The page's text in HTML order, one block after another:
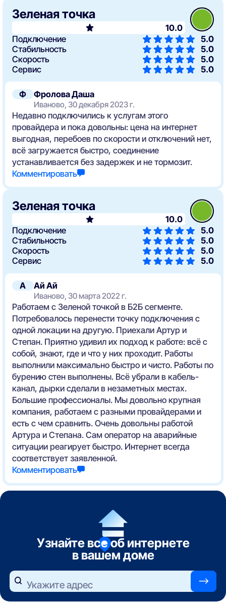
Ф Фролова Даша
Иваново, 30 декабря 2023 г.
Недавно подключились к услугам этого
провайдера и пока довольны: цена на интернет
выгодная, перебоев по скорости и отключений нет,
всё загружается быстро, соединение
устанавливается без задержек и не тормозит.
Комментировать
Зеленая точка
10.0
Подключение
5.0
Стабильность
5.0
Скорость
5.0
Сервис
5.0
А Ай Ай
Иваново, 30 марта 2022 г.
Работаем с Зеленой точкой в Б2Б сегменте.
Потребовалось перенести точку подключения с
одной локации на другую. Приехали Артур и
Степан. Приятно удивил их подход к работе: всё с
собой, знают, где и что у них проходит. Работы
выполнили максимально быстро и чисто. Работы по
бурению стен выполнены. Всё убрали в кабель-
канал, дырки сделали в незаметных местах.
Большие профессионалы. Мы довольно крупная
компания, работаем с разными провайдерами и
есть с чем сравнить. Очень довольны работой
Артура и Степана. Сам оператор на аварийные
ситуации реагирует быстро. Интернет всегда
соответствует заявленной.
Комментировать
Зеленая точка
10.0
Подключение
5.0
Стабильность
5.0
Скорость
5.0
Сервис
5.0
Узнайте все об интернете
в вашем доме
Укажите адрес —>